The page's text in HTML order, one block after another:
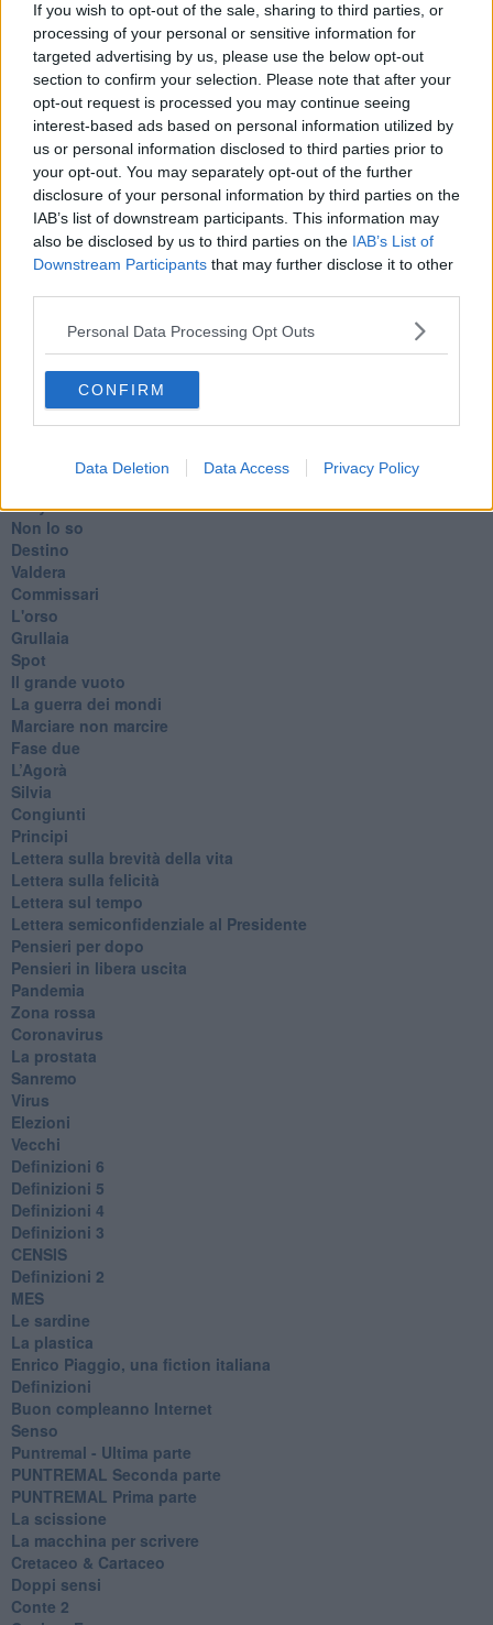
If you wish to opt-out of the sale, sharing to third parties, or
processing of your personal or sensitive information for
targeted advertising by us, please use the below opt-out
section to confirm your selection. Please note that after your
opt-out request is processed you may continue seeing
interest-based ads based on personal information utilized by
us or personal information disclosed to third parties prior to
your opt-out. You may separately opt-out of the further
disclosure of your personal information by third parties on the
IAB’s list of downstream participants. This information may
also be disclosed by us to third parties on the IAB’s List of
Downstream Participants that may further disclose it to other
Personal Data Processing Opt Outs
CONFIRM
Data Deletion Data Access Privacy Policy
​Vaccine Easing
No profit
Dragonheart
Con-ter?
​Con-te
Coincidenze e crisi
L'amico
​L’anno del vaccino
Giulio Regeni
​Il rosario
Paolo Rossi
Maradona
In memoria
​Ancora Francesco
Tenet
Willy
Non lo so
Destino
Valdera
Commissari
L'orso
Grullaia
Spot
​Il grande vuoto
​La guerra dei mondi
Marciare non marcire
Fase due
L’Agorà
Silvia
Congiunti
Principi
​Lettera sulla brevità della vita
​Lettera sulla felicità
​Lettera sul tempo
Lettera semiconfidenziale al Presidente
Pensieri per dopo
​Pensieri in libera uscita
Pandemia
Zona rossa
Coronavirus
La prostata
Sanremo
Virus
Elezioni
Vecchi
Definizioni 6
Definizioni 5
Definizioni 4
Definizioni 3
CENSIS
​Definizioni 2
MES
Le sardine
La plastica
​Enrico Piaggio, una fiction italiana
Definizioni
​Buon compleanno Internet
Senso
Puntremal - Ultima parte
PUNTREMAL Seconda parte
​PUNTREMAL Prima parte
La scissione
La macchina per scrivere
Cretaceo & Cartaceo
Doppi sensi
​Conte 2